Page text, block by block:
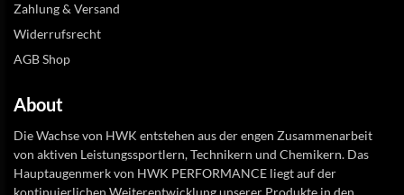
Zahlung & Versand
Widerrufsrecht
AGB Shop
About
Die Wachse von HWK entstehen aus der engen Zusammenarbeit
von aktiven Leistungssportlern, Technikern und Chemikern. Das
Hauptaugenmerk von HWK PERFORMANCE liegt auf der
kontinuierlichen Weiterentwicklung unserer Produkte in den